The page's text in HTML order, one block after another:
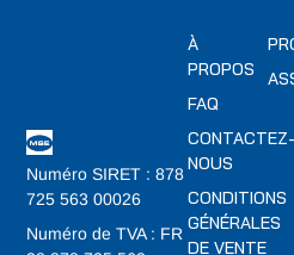
Numéro SIRET : 878
725 563 00026
Numéro de TVA : FR
À
PROPOS
FAQ
CONTACTEZ-
NOUS
CONDITIONS
GÉNÉRALES
DE VENTE